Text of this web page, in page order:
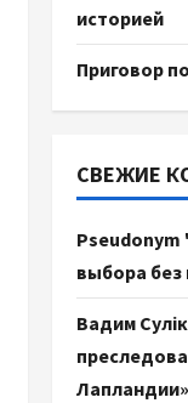
историей
Приговор
СВЕЖИЕ
выбора без
Вадим
Лапландии»